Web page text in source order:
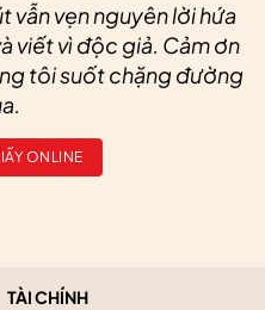
vẫn vẹn nguyên lời hứa
viết vì độc giả. Cảm ơn
tôi suốt chặng đường
ONLINE
TÀI CHÍNH